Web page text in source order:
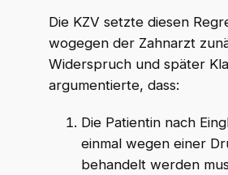
Die KZV setzte diesen
wogegen der Zahnarzt
Widerspruch und später
argumentierte, dass:
Die Patientin nach
einmal wegen einer
behandelt werden